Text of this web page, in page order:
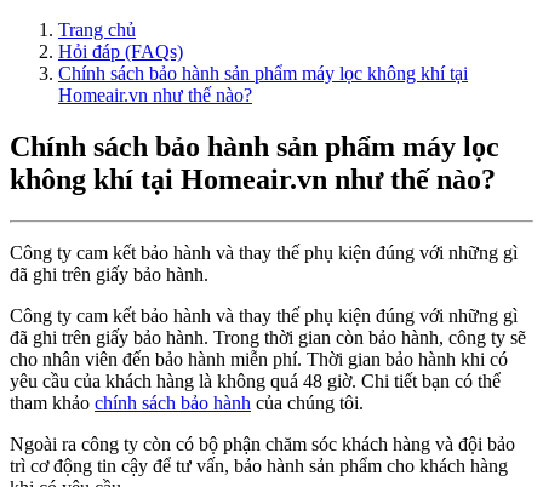
Trang chủ
Hỏi đáp (FAQs)
Chính sách bảo hành sản phẩm máy lọc không khí tại
Homeair.vn như thế nào?
Chính sách bảo hành sản phẩm máy lọc
không khí tại Homeair.vn như thế nào?
Công ty cam kết bảo hành và thay thế phụ kiện đúng với những gì
đã ghi trên giấy bảo hành.
Công ty cam kết bảo hành và thay thế phụ kiện đúng với những gì
đã ghi trên giấy bảo hành. Trong thời gian còn bảo hành, công ty sẽ
cho nhân viên đến bảo hành miễn phí. Thời gian bảo hành khi có
yêu cầu của khách hàng là không quá 48 giờ. Chi tiết bạn có thể
tham khảo chính sách bảo hành của chúng tôi.
Ngoài ra công ty còn có bộ phận chăm sóc khách hàng và đội bảo
trì cơ động tin cậy để tư vấn, bảo hành sản phẩm cho khách hàng